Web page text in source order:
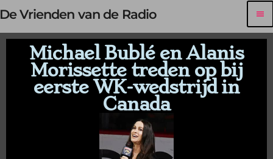
De Vrienden van de Radio menu
Michael Bublé en Alanis
Morissette treden op bij
eerste WK-wedstrijd in
Canada